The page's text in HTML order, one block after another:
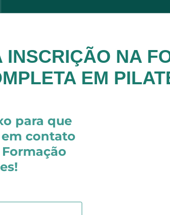
INSCRIÇÃO NA
EM
para que
contato